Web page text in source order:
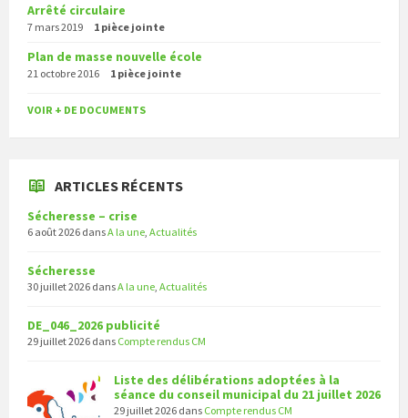
Arrêté circulaire
7 mars 2019 1 pièce jointe
Plan de masse nouvelle école
21 octobre 2016 1 pièce jointe
VOIR + DE DOCUMENTS
ARTICLES RÉCENTS
Sécheresse – crise
6 août 2026 dansA la une Actualités
Sécheresse
30 juillet 2026 dansA la une Actualités
DE_046_2026 publicité
29 juillet 2026 dans Compte rendus CM
Liste des délibérations adoptées à la
séance du conseil municipal du 21 juillet 2026
29 juillet 2026 dans Compte rendus CM